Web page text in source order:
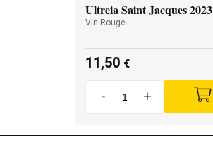
Ultreia Saint Jacques 2023
Vin Rouge
11,50 €
- +